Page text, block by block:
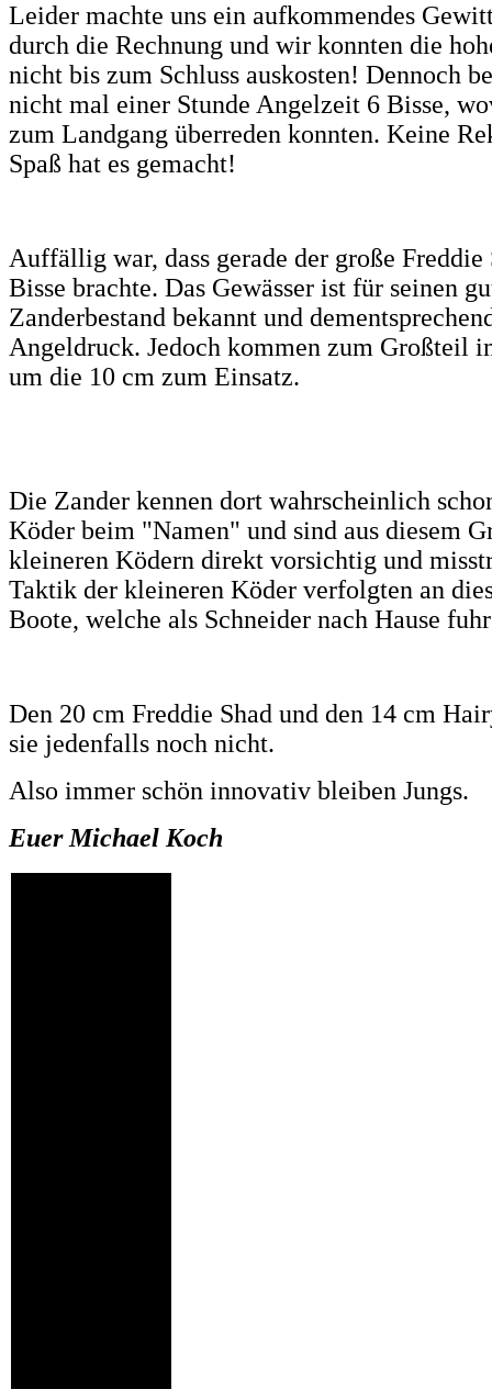
Leider machte uns ein aufkommendes
durch die Rechnung und wir konnten die
nicht bis zum Schluss auskosten! Dennoch
nicht mal einer Stunde Angelzeit 6 Bisse,
zum Landgang überreden konnten. Keine
Spaß hat es gemacht!
Auffällig war, dass gerade der große Freddie
Bisse brachte. Das Gewässer ist für seinen
Zanderbestand bekannt und
Angeldruck. Jedoch kommen zum Großteil
um die 10 cm zum Einsatz.
Die Zander kennen dort wahrscheinlich
Köder beim "Namen" und sind aus diesem
kleineren Ködern direkt vorsichtig und
Taktik der kleineren Köder verfolgten an
Boote, welche als Schneider nach Hause
Den 20 cm Freddie Shad und den 14 cm
sie jedenfalls noch nicht.
Also immer schön innovativ bleiben Jungs.
Euer Michael Koch